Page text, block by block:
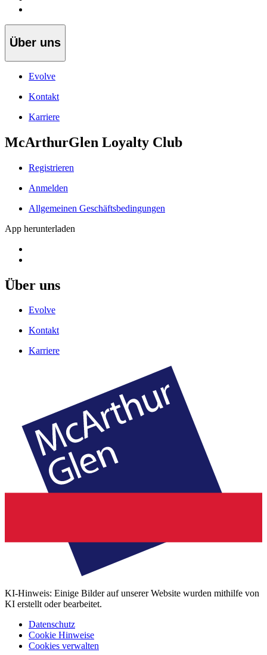
Über uns
Evolve
Kontakt
Karriere
McArthurGlen Loyalty Club
Registrieren
Anmelden
Allgemeinen Geschäftsbedingungen
App herunterladen
Über uns
Evolve
Kontakt
Karriere
KI-Hinweis: Einige Bilder auf unserer Website wurden mithilfe von
KI erstellt oder bearbeitet.
Datenschutz
Cookie Hinweise
Cookies verwalten